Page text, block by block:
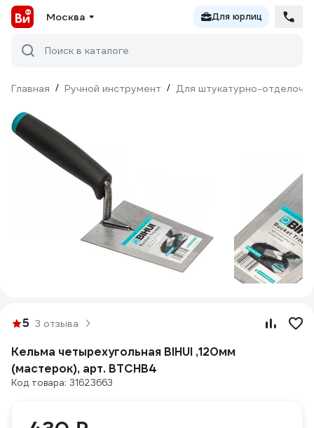
Москва Для юрлиц
Поиск в каталоге
Главная / Ручной инструмент / Для штукатурно-
5 3 отзыва
Кельма четырехугольная BIHUI ,120мм
(мастерок), арт. BTCHB4
Код товара: 31623663